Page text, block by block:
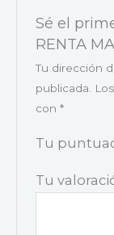
Sé el
RENTA
Tu dirección
publicada.
con *
Tu
Tu